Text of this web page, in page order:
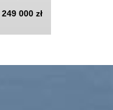
249 000 zł